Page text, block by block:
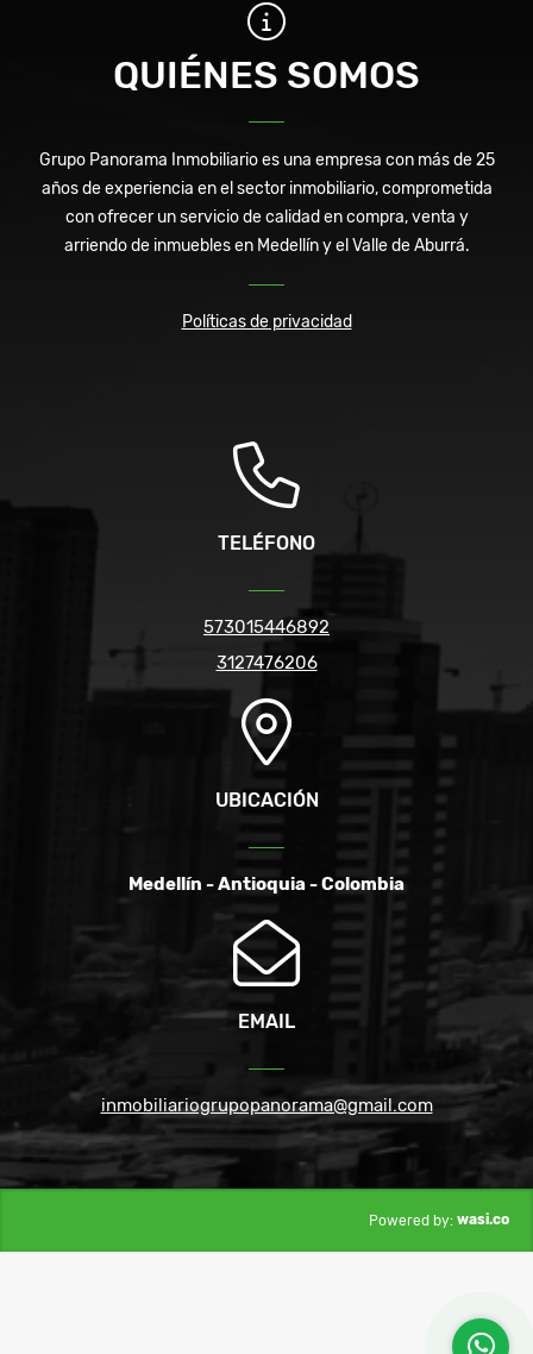
QUIÉNES SOMOS
Grupo Panorama Inmobiliario es una empresa con más de 25
años de experiencia en el sector inmobiliario, comprometida
con ofrecer un servicio de calidad en compra, venta y
arriendo de inmuebles en Medellín y el Valle de Aburrá.
Políticas de privacidad
TELÉFONO
573015446892
3127476206
UBICACIÓN
Medellín - Antioquia - Colombia
EMAIL
inmobiliariogrupopanorama@gmail.com
Powered by: wasi.co